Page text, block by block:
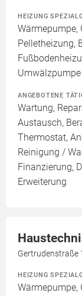
HEIZUNG
Wärmepumpe,
Pelletheizung,
Umwälzpumpe
ANGEBOTENE
Wartung,
Austausch,
Thermostat,
Reinigung /
Finanzierung,
Erweiterung
Gertrudenstraße
HEIZUNG
Wärmepumpe,